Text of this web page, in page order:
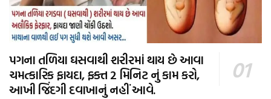
પગના તળિયા ઘસવાથી શરીરમાં થાય છે આવા
ચમત્કારિક ફાયદા, ફક્ત 2 મિનિટ નું કામ કરો,
આખી જિંદગી દવાખાનું નહીં આવે.